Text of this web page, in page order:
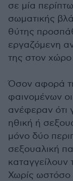
σε μία
σωματικής
θύτης
εργαζόμενη
της στον χώρο
Όσον αφορά
φαινομένων
ανέφεραν ότι
ηθική ή
μόνο δύο
σεξουαλική
καταγγείλουν
Χωρίς ωστόσο